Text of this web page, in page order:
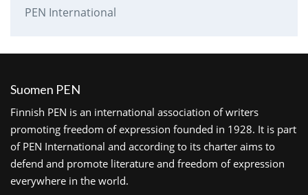
PEN International
Suomen PEN
Finnish PEN is an international association of writers
promoting freedom of expression founded in 1928. It is part
of PEN International and according to its charter aims to
defend and promote literature and freedom of expression
everywhere in the world.